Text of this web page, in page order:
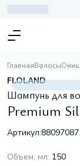
ГлавнаяВолосы
FLOLAND
Шампунь для
Premium
Артикул:
Объем, мл: 150